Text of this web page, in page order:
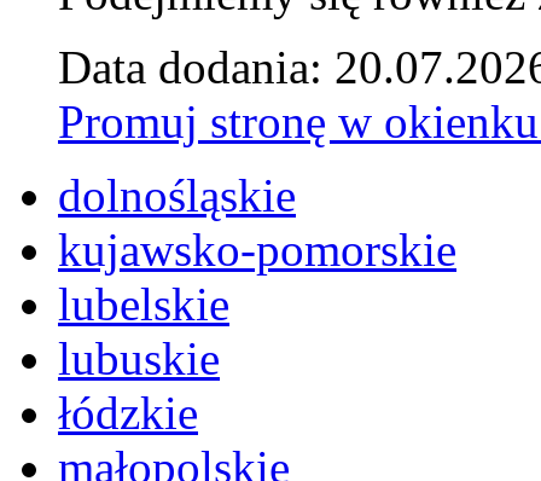
Data dodania:
Promuj stronę w
dolnośląskie
kujawsko-pomorskie
lubelskie
lubuskie
łódzkie
małopolskie